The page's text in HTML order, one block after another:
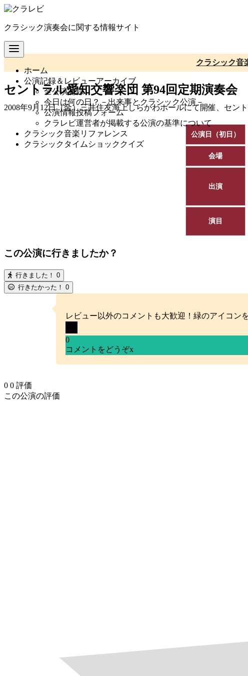
コ
テ
ン
ツ
移
クラシック演奏会に関する情報サイト
ホーム
公演記録＆レビューアーカイブ
全公演記録
今日は何の日？－出来事とクラシック公演－
公演情報投稿フォーム
クラレビ運営者が掲載する公演の基準について
クラシック音楽リファレンス
クラシックタイムショッククイズ
クラシック音
セントラル愛知交響楽団 第94回定期演奏会
2008年9月12日（金）三井住友海上しらかわホールにて開催、セン
公演日（初日）
会場
出演
演目
この公演に行きましたか？
行きました！ 0
行きたかった！ 0
レビュー以外のコメントも大歓迎！緑のアイコン
0
コメントをどうぞx
0 0 評価
この公演の評価